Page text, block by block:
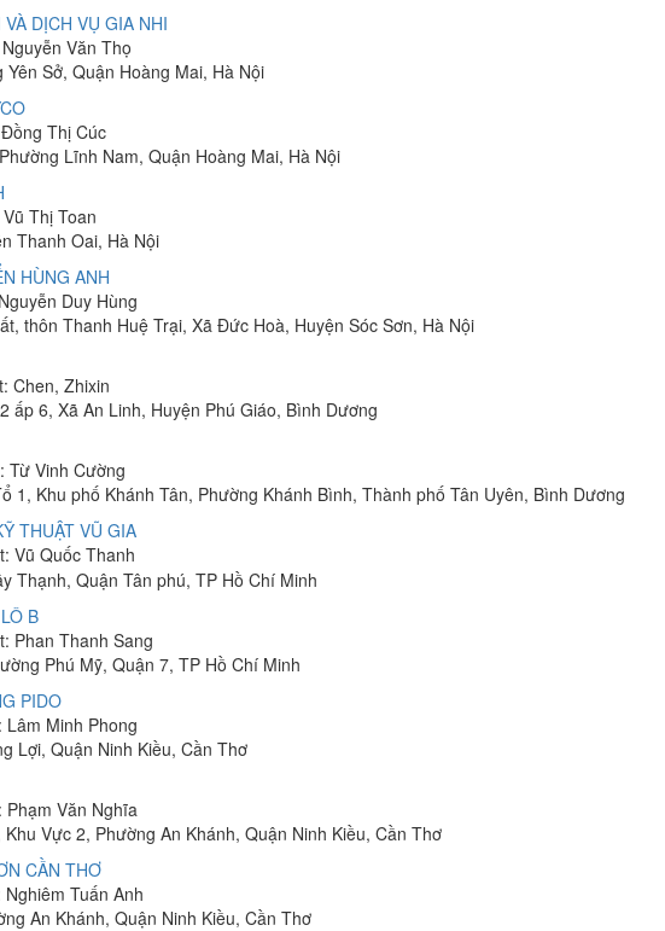
DỊCH VỤ GIA NHI
Văn Thọ
Sở, Quận Hoàng Mai, Hà Nội
Thị Cúc
Lĩnh Nam, Quận Hoàng Mai, Hà Nội
Thị Toan
Thanh Oai, Hà Nội
HÙNG ANH
Duy Hùng
thôn Thanh Huệ Trại, Xã Đức Hoà, Huyện Sóc Sơn, Hà Nội
Chen, Zhixin
6, Xã An Linh, Huyện Phú Giáo, Bình Dương
Từ Vinh Cường
Khu phố Khánh Tân, Phường Khánh Bình, Thành phố Tân Uyên, Bình Dương
THUẬT VŨ GIA
Vũ Quốc Thanh
Thạnh, Quận Tân phú, TP Hồ Chí Minh
B
Phan Thanh Sang
Phú Mỹ, Quận 7, TP Hồ Chí Minh
PIDO
Minh Phong
Lợi, Quận Ninh Kiều, Cần Thơ
Văn Nghĩa
Vực 2, Phường An Khánh, Quận Ninh Kiều, Cần Thơ
CẦN THƠ
Tuấn Anh
An Khánh, Quận Ninh Kiều, Cần Thơ